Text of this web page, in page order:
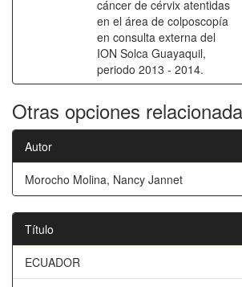
cáncer de cérvix atentidas
en el área de colposcopía
en consulta externa del
ION Solca Guayaquil,
periodo 2013 - 2014.
Otras opciones
Autor
Morocho Molina, Nancy Jannet
Título
ECUADOR